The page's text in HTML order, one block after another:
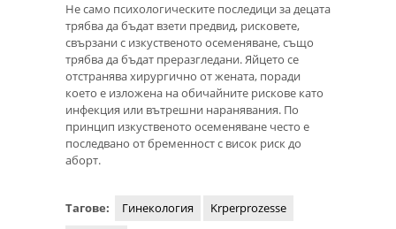
Не само психологическите последици за децата
трябва да бъдат взети предвид, рисковете,
свързани с изкуственото осеменяване, също
трябва да бъдат преразгледани. Яйцето се
отстранява хирургично от жената, поради
което е изложена на обичайните рискове като
инфекция или вътрешни наранявания. По
принцип изкуственото осеменяване често е
последвано от бременност с висок риск до
аборт.
Тагове: Гинекология
Krperprozesse